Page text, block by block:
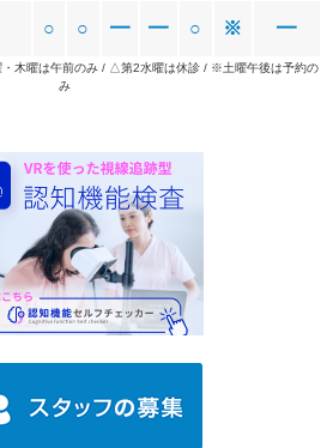
○ ○ ━ ━ ○ ※ ━
・木曜は午前のみ / △第2水曜は休診 / ※土曜午後は予約の
み